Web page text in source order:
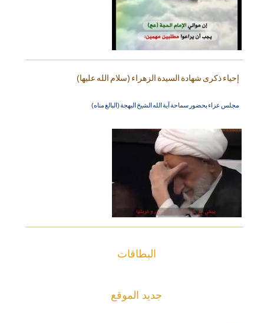
إحياء ذكرى شهادة السيدة الزهراء (سلام الله عليها)
مجلس عزاء بحضور سماحة آية الله الشيخ البهجة (البالغ مناه)
البطاقات
جديد الموقع